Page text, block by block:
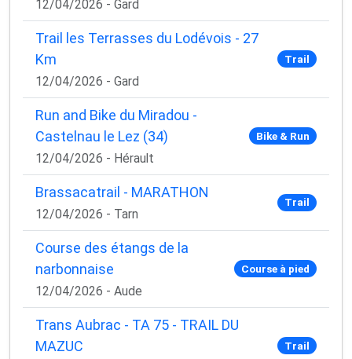
12/04/2026 - Gard
Trail les Terrasses du Lodévois - 27
Km
12/04/2026 - Gard
Trail
Run and Bike du Miradou -
Castelnau le Lez (34)
12/04/2026 - Hérault
Bike & Run
Brassacatrail - MARATHON
12/04/2026 - Tarn
Trail
Course des étangs de la
narbonnaise
12/04/2026 - Aude
Course à pied
Trans Aubrac - TA 75 - TRAIL DU
MAZUC
Trail